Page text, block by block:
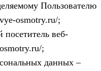
Пользователю
osmotry.ru/;
посетитель веб-
;
данных –